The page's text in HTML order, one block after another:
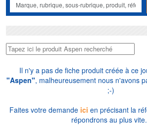
Il n'y a pas de fiche produit créée à ce
"Aspen", malheureusement nous n'avons
;-)
Faites votre demande ici en précisant la
répondrons au plus